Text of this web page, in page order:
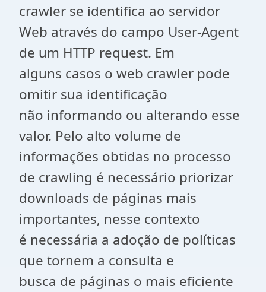
crawler se identifica ao servidor
Web através do campo User-Agent
de um HTTP request. Em
alguns casos o web crawler pode
omitir sua identificação
não informando ou alterando esse
valor. Pelo alto volume de
informações obtidas no processo
de crawling é necessário priorizar
downloads de páginas mais
importantes, nesse contexto
é necessária a adoção de políticas
que tornem a consulta e
busca de páginas o mais eficiente